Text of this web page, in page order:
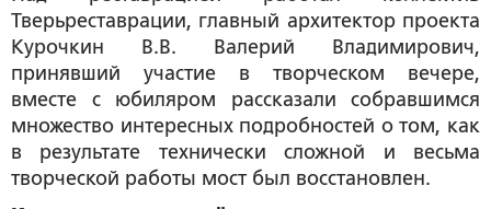
Тверьреставрации, главный архитектор проекта
Курочкин В.В. Валерий Владимирович,
принявший участие в творческом вечере,
вместе с юбиляром рассказали собравшимся
множество интересных подробностей о том, как
в результате технически сложной и весьма
творческой работы мост был восстановлен.